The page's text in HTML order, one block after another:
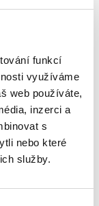
funkcí
využíváme
web používáte,
inzerci a
s
nebo které
služby.
s důrazem
který